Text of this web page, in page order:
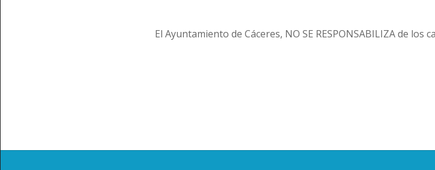
El Ayuntamiento de Cáceres, NO SE RESPONSABILIZA de